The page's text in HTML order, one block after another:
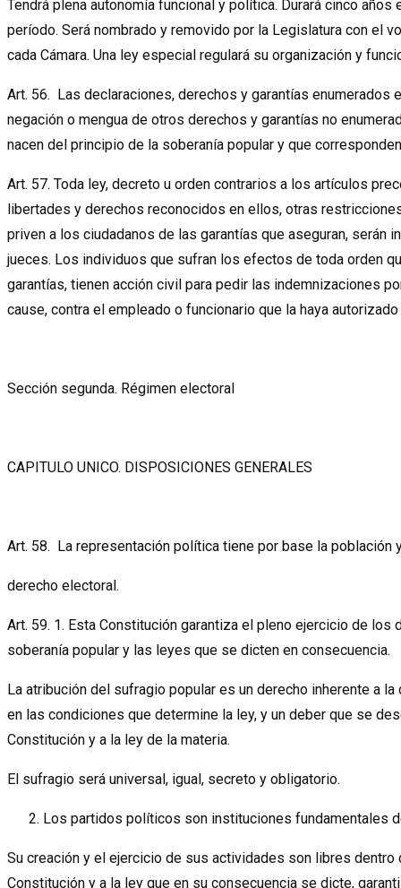
Tendrá plena autonomía funcional y política. Durará cinco
período. Será nombrado y removido por la Legislatura con el
cada Cámara. Una ley especial regulará su organización y
Art. 56. Las declaraciones, derechos y garantías enumerados
negación o mengua de otros derechos y garantías no
nacen del principio de la soberanía popular y que
Art. 57. Toda ley, decreto u orden contrarios a los artículos
libertades y derechos reconocidos en ellos, otras
priven a los ciudadanos de las garantías que aseguran,
jueces. Los individuos que sufran los efectos de toda orden
garantías, tienen acción civil para pedir las indemnizaciones
cause, contra el empleado o funcionario que la haya
Sección segunda. Régimen electoral
CAPITULO UNICO. DISPOSICIONES GENERALES
Art. 58. La representación política tiene por base la población
derecho electoral.
Art. 59. 1. Esta Constitución garantiza el pleno ejercicio de
soberanía popular y las leyes que se dicten en consecuencia.
La atribución del sufragio popular es un derecho inherente a
en las condiciones que determine la ley, y un deber que se
Constitución y a la ley de la materia.
El sufragio será universal, igual, secreto y obligatorio.
Los partidos políticos son instituciones fundamentales
Su creación y el ejercicio de sus actividades son libres
Constitución y a la ley que en su consecuencia se dicte,